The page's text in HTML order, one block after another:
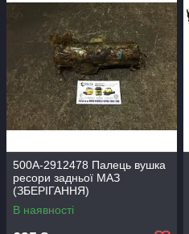
500А-2912478 Палець вушка
ресори задньої МАЗ
(ЗБЕРІГАННЯ)
В наявності